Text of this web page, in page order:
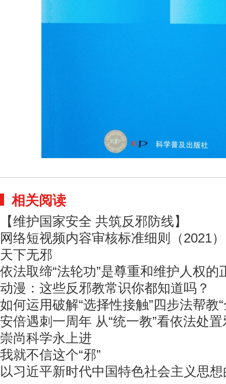
相关阅读
【维护国家安全 共筑反邪防线】
网络短视频内容审核标准细则（2021）
天下无邪
依法取缔“法轮功”是尊重和维护人权的
动漫：这些反邪教常识你都知道吗？
如何运用破解“选择性接触”四步法帮教
安倍遇刺一周年 从“统一教”看依法处
崇尚科学永上进
我就不信这个“邪”
以习近平新时代中国特色社会主义思